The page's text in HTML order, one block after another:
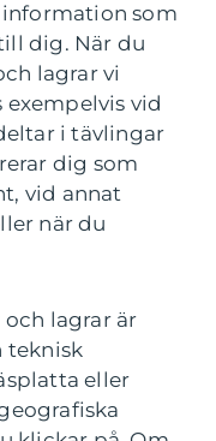
som
dig. När du
lagrar vi
vid
i tävlingar
dig som
vid annat
när du
lagrar är
teknisk
eller